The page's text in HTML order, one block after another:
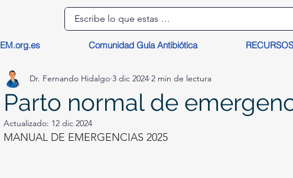
EM.org.es Comunidad Guía Antibiótica RECURSOS
Parto normal de
Dr. Fernando Hidalgo 3 dic 2024 2 min de lectura
Actualizado: 12 dic 2024
MANUAL DE EMERGENCIAS 2025